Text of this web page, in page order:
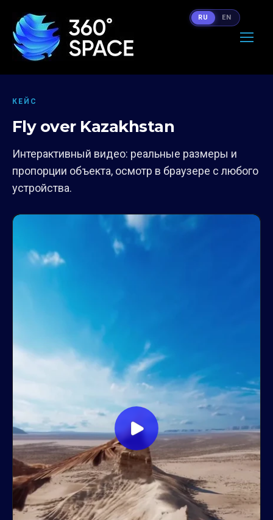
КЕЙС
Fly over Kazakhstan
Интерактивный видео: реальные размеры и
пропорции объекта, осмотр в браузере с любого
устройства.
RU EN